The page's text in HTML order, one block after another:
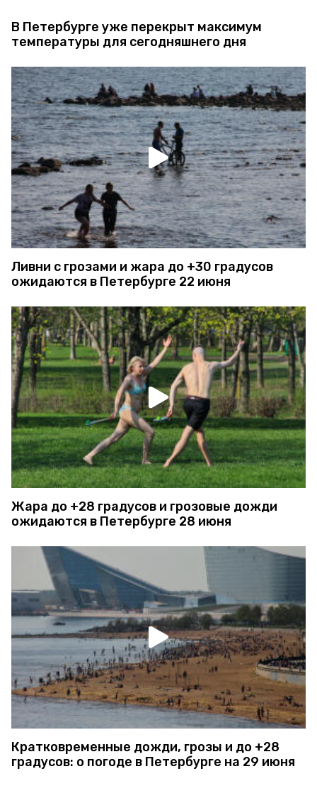
В Петербурге уже перекрыт максимум
температуры для сегодняшнего дня
Ливни с грозами и жара до +30 градусов
ожидаются в Петербурге 22 июня
Жара до +28 градусов и грозовые дожди
ожидаются в Петербурге 28 июня
Кратковременные дожди, грозы и до +28
градусов: о погоде в Петербурге на 29 июня